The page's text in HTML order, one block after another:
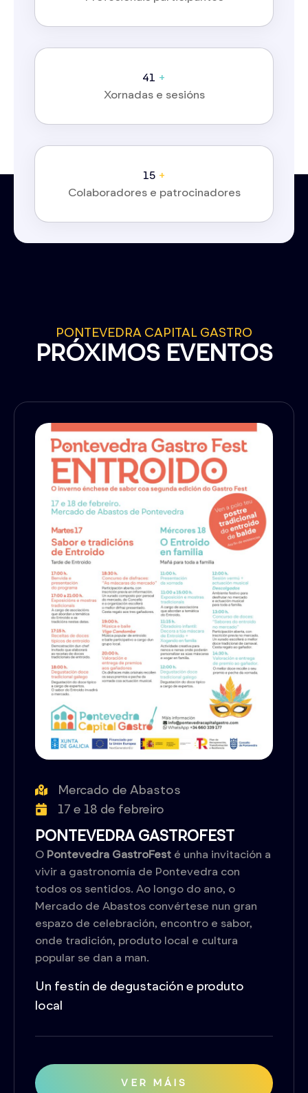
51 +
Xornadas e sesións
19 +
Colaboradores e patrocinadores
PONTEVEDRA CAPITAL GASTRO
PRÓXIMOS EVENTOS
Mercado de Abastos
17 e 18 de febreiro
PONTEVEDRA GASTROFEST
O Pontevedra GastroFest é unha invitación a
vivir a gastronomía de Pontevedra con
todos os sentidos. Ao longo do ano, o
Mercado de Abastos convértese nun gran
espazo de celebración, encontro e sabor,
onde tradición, produto local e cultura
popular se dan a man.
Un festín de degustación e produto
local
VER MÁIS